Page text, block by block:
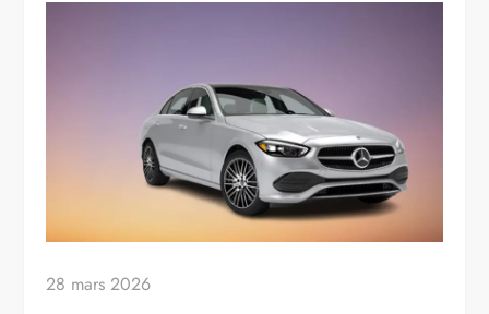
28 mars 2026